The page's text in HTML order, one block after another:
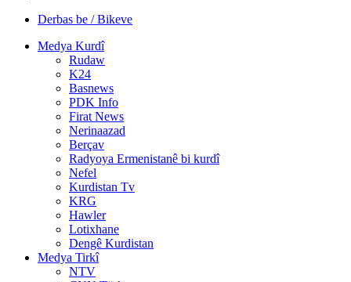
Derbas be / Bikeve
Medya Kurdî
Rudaw
K24
Basnews
PDK Info
Firat News
Nerinaazad
Berçav
Radyoya Ermenistanê bi kurdî
Nefel
Kurdistan Tv
KRG
Hawler
Lotixhane
Dengê Kurdistan
Medya Tirkî
NTV